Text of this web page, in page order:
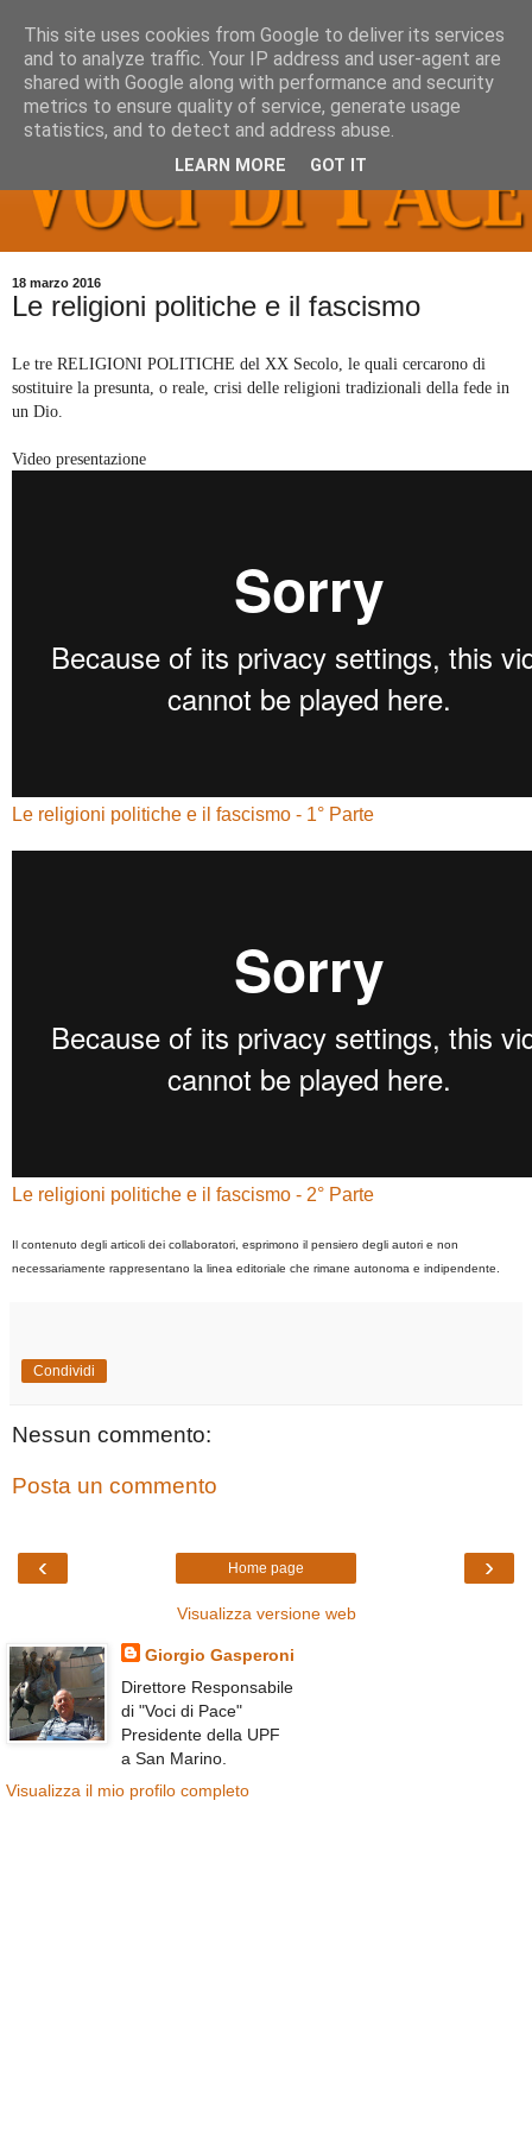
18 marzo 2016
Le religioni politiche e il fascismo
Le tre RELIGIONI POLITICHE del XX Secolo, le quali cercarono di
sostituire la presunta, o reale, crisi delle religioni tradizionali della fede in
un Dio.
Video presentazione
Le religioni politiche e il fascismo - 1° Parte
Le religioni politiche e il fascismo - 2° Parte
Il contenuto degli articoli dei collaboratori, esprimono il pensiero degli autori e non
necessariamente rappresentano la linea editoriale che rimane autonoma e indipendente.
Condividi
Nessun commento:
Posta un commento
‹ ›
Home page
Visualizza versione web
Giorgio Gasperoni
Direttore Responsabile
di "Voci di Pace"
Presidente della UPF
a San Marino.
Visualizza il mio profilo completo
This site uses cookies from Google to deliver its services
and to analyze traffic. Your IP address and user-agent are
shared with Google along with performance and security
metrics to ensure quality of service, generate usage
statistics, and to detect and address abuse.
LEARN MORE GOT IT